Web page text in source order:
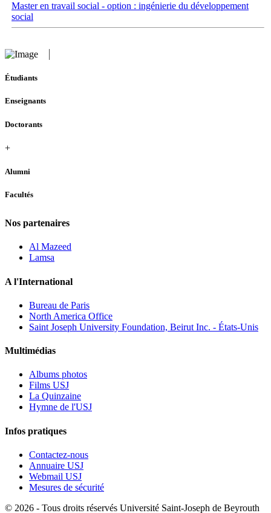
Master en travail social - option : ingénierie du développement
social
Étudiants
Enseignants
Doctorants
+
Alumni
Facultés
Nos partenaires
Al Mazeed
Lamsa
A l'International
Bureau de Paris
North America Office
Saint Joseph University Foundation, Beirut Inc. - États-Unis
Multimédias
Albums photos
Films USJ
La Quinzaine
Hymne de l'USJ
Infos pratiques
Contactez-nous
Annuaire USJ
Webmail USJ
Mesures de sécurité
© 2026 - Tous droits réservés Université Saint-Joseph de Beyrouth